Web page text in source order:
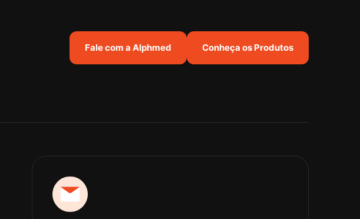
Fale com a Alphmed Conheça os Produtos